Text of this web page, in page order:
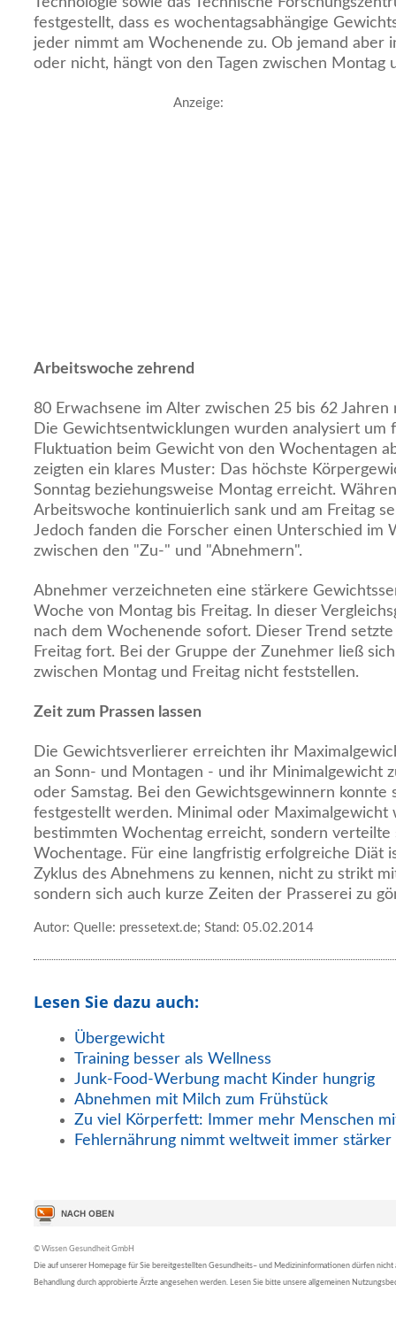
festgestellt, dass es wochentagsabhängige
jeder nimmt am Wochenende zu. Ob jemand aber
oder nicht, hängt von den Tagen zwischen Montag
Anzeige:
Arbeitswoche zehrend
80 Erwachsene im Alter zwischen 25 bis 62
Die Gewichtsentwicklungen wurden analysiert um
Fluktuation beim Gewicht von den Wochentagen
zeigten ein klares Muster: Das höchste
Sonntag beziehungsweise Montag erreicht.
Arbeitswoche kontinuierlich sank und am Freitag
Jedoch fanden die Forscher einen Unterschied im
zwischen den "Zu-" und "Abnehmern".
Abnehmer verzeichneten eine stärkere
Woche von Montag bis Freitag. In dieser
nach dem Wochenende sofort. Dieser Trend
Freitag fort. Bei der Gruppe der Zunehmer ließ
zwischen Montag und Freitag nicht feststellen.
Zeit zum Prassen lassen
Die Gewichtsverlierer erreichten ihr
an Sonn- und Montagen - und ihr Minimalgewicht
oder Samstag. Bei den Gewichtsgewinnern
festgestellt werden. Minimal oder Maximalgewicht
bestimmten Wochentag erreicht, sondern verteilte
Wochentage. Für eine langfristig erfolgreiche Diät
Zyklus des Abnehmens zu kennen, nicht zu strikt
sondern sich auch kurze Zeiten der Prasserei zu
Autor: Quelle: pressetext.de; Stand: 05.02.2014
Lesen Sie dazu auch:
Übergewicht
Training besser als Wellness
Junk-Food-Werbung macht Kinder hungrig
Abnehmen mit Milch zum Frühstück
Zu viel Körperfett: Immer mehr Menschen
Fehlernährung nimmt weltweit immer stärker
© Wissen Gesundheit GmbH
Die auf unserer Homepage für Sie bereitgestellten Gesundheits– und Medizininformationen dürfen nicht
Behandlung durch approbierte Ärzte angesehen werden. Lesen Sie bitte unsere allgemeinen